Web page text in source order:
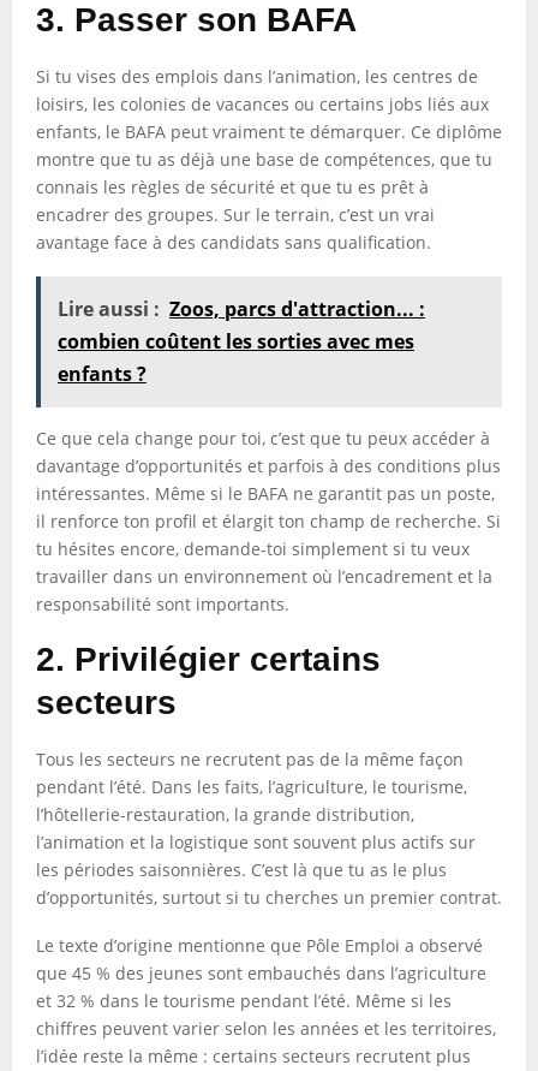
3. Passer son BAFA
Si tu vises des emplois dans l’animation, les centres de
loisirs, les colonies de vacances ou certains jobs liés aux
enfants, le BAFA peut vraiment te démarquer. Ce diplôme
montre que tu as déjà une base de compétences, que tu
connais les règles de sécurité et que tu es prêt à
encadrer des groupes. Sur le terrain, c’est un vrai
avantage face à des candidats sans qualification.
Lire aussi : Zoos, parcs d'attraction... :
combien coûtent les sorties avec mes
enfants ?
Ce que cela change pour toi, c’est que tu peux accéder à
davantage d’opportunités et parfois à des conditions plus
intéressantes. Même si le BAFA ne garantit pas un poste,
il renforce ton profil et élargit ton champ de recherche. Si
tu hésites encore, demande-toi simplement si tu veux
travailler dans un environnement où l’encadrement et la
responsabilité sont importants.
2. Privilégier certains
secteurs
Tous les secteurs ne recrutent pas de la même façon
pendant l’été. Dans les faits, l’agriculture, le tourisme,
l’hôtellerie-restauration, la grande distribution,
l’animation et la logistique sont souvent plus actifs sur
les périodes saisonnières. C’est là que tu as le plus
d’opportunités, surtout si tu cherches un premier contrat.
Le texte d’origine mentionne que Pôle Emploi a observé
que 45 % des jeunes sont embauchés dans l’agriculture
et 32 % dans le tourisme pendant l’été. Même si les
chiffres peuvent varier selon les années et les territoires,
l’idée reste la même : certains secteurs recrutent plus